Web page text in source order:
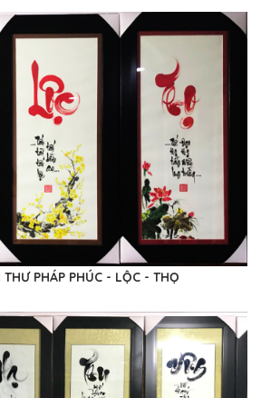
THƯ PHÁP PHÚC - LỘC - THỌ